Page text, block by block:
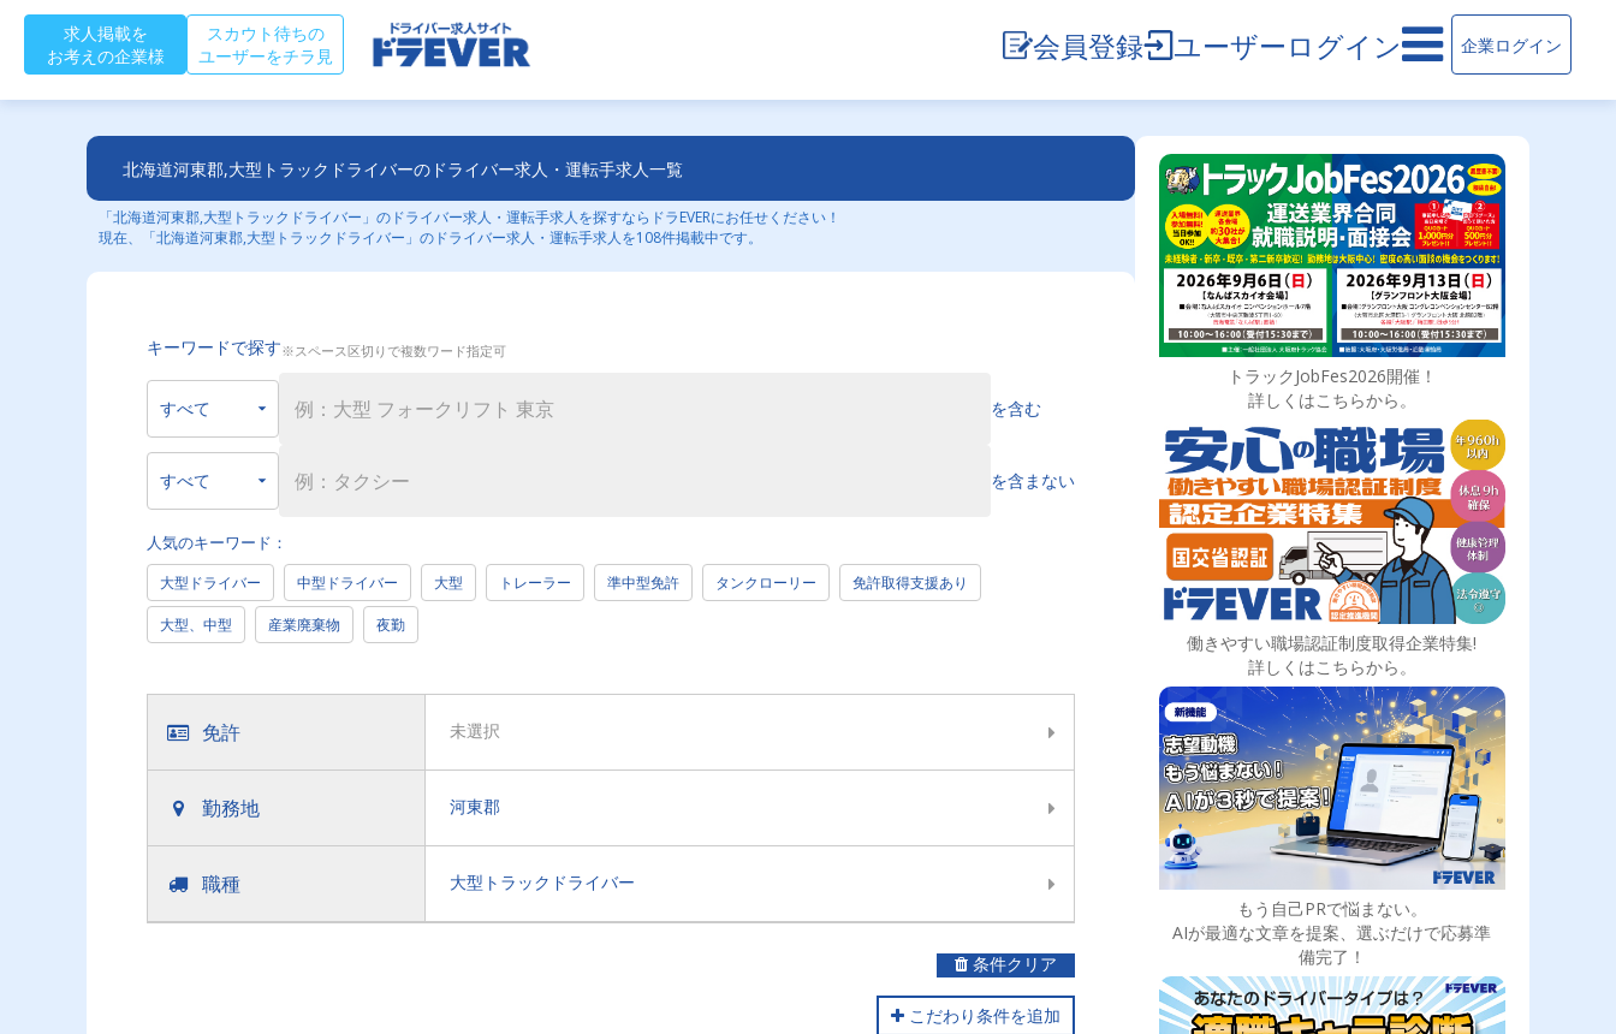
求人掲載を
お考えの企業様
スカウト待ちの
ユーザーをチラ見
会員登録 ユーザーログイン 企業ログイン
北海道河東郡,大型トラックドライバーのドライバー求人・運転手求人一覧
「北海道河東郡,大型トラックドライバー」のドライバー求人・運転手求人を探すならドラEVERにお任せください！
現在、「北海道河東郡,大型トラックドライバー」のドライバー求人・運転手求人を108件掲載中です。
キーワードで探す※スペース区切りで複数ワード指定可
を含む
を含まない
人気のキーワード：
大型ドライバー 中型ドライバー 大型 トレーラー 準中型免許 タンクローリー 免許取得支援あり
大型、中型 産業廃棄物 夜勤
免許 未選択
勤務地 河東郡
職種 大型トラックドライバー
条件クリア
こだわり条件を追加
トラックJobFes2026開催！
詳しくはこちらから。
働きやすい職場認証制度取得企業特集!
詳しくはこちらから。
もう自己PRで悩まない。
AIが最適な文章を提案、選ぶだけで応募準
備完了！